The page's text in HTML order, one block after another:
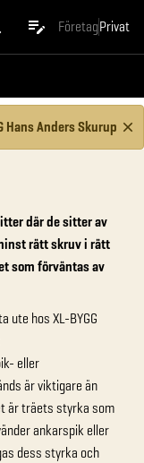
FöretagPrivat
Hans Anders Skurup
där de sitter av
rätt skruv i rätt
som förväntas av
ute hos XL-BYGG
eller
är viktigare än
är träets styrka som
ankarspik eller
dess styrka och